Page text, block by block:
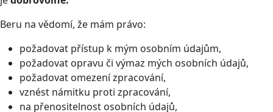
Beru na vědomí, že mám právo:
požadovat přístup k mým osobním údajům,
požadovat opravu či výmaz mých osobních údajů,
požadovat omezení zpracování,
vznést námitku proti zpracování,
na přenositelnost osobních údajů,